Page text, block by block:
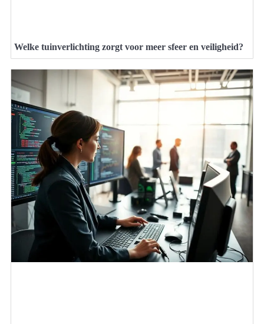
Welke tuinverlichting zorgt voor meer sfeer en veiligheid?